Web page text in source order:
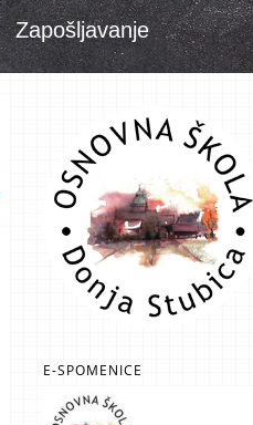
Zapošljavanje
E-SPOMENICE